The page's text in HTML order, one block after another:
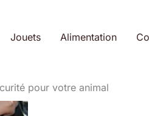
Jouets Alimentation
pour votre animal